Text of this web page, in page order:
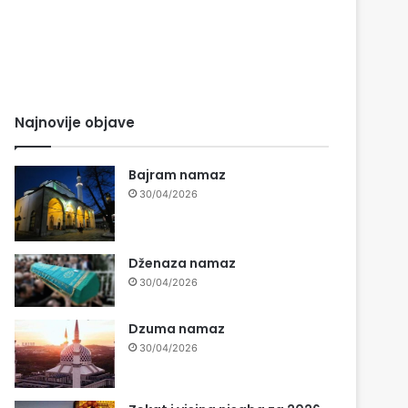
Najnovije objave
Bajram namaz
30/04/2026
Dženaza namaz
30/04/2026
Dzuma namaz
30/04/2026